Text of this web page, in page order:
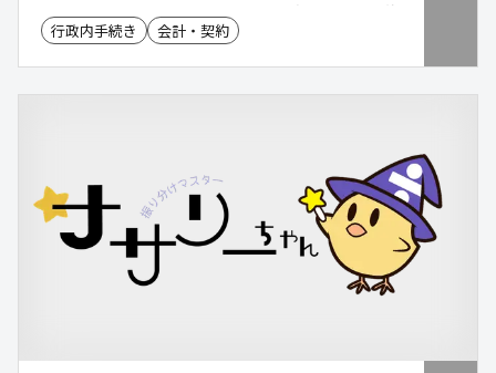
います。「GMOサイン」は、電子署名によって契約
手続きを効率化し、全庁的なペーパーレス化を後押
行政内手続き 会計・契約